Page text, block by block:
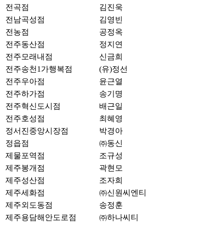
전곡점
김진욱
전남곡성점
김영빈
전농점
공정옥
전주동산점
정지연
전주모래내점
신금희
전주송천1가행복점
(유)정선
전주우아점
윤근열
전주하가점
송기명
전주혁신도시점
배근일
전주호성점
최혜영
정서진중앙시장점
박경아
정읍점
㈜동신
제물포역점
조규성
제주봉개점
곽현모
제주성산점
조자희
제주세화점
㈜신원씨엔티
제주외도동점
송정훈
제주용담해안도로점
㈜하나씨티